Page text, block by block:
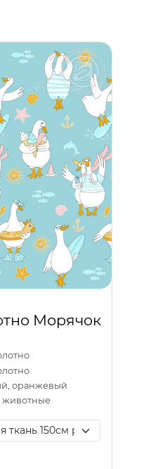
Морячок
оранжевый